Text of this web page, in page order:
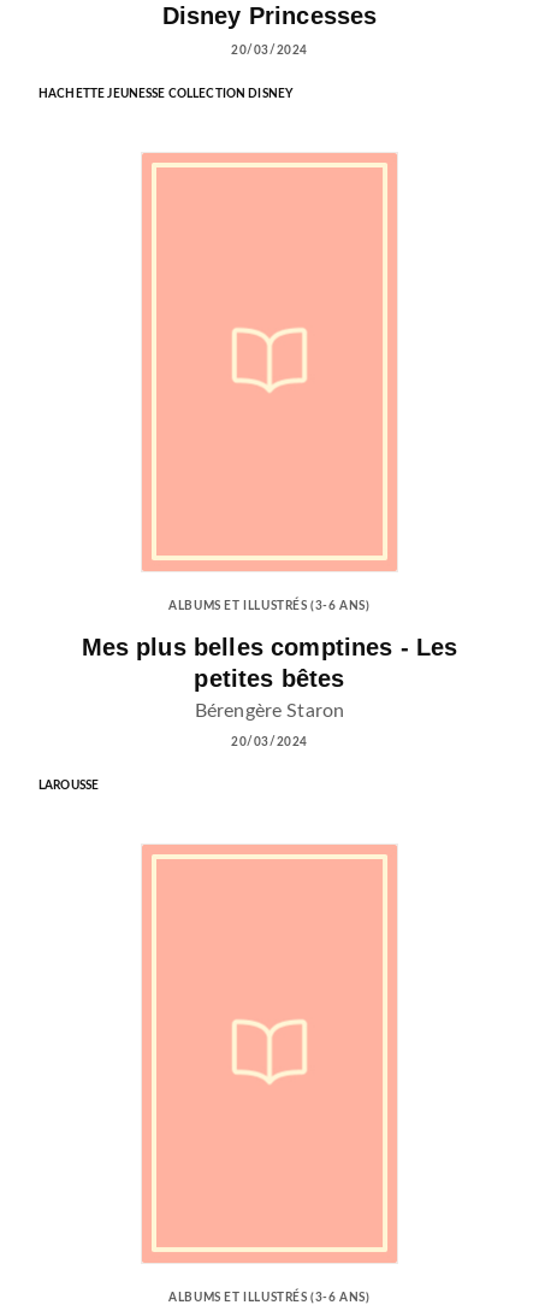
Disney Princesses
20/03/2024
HACHETTE JEUNESSE COLLECTION DISNEY
ALBUMS ET ILLUSTRÉS (3-6 ANS)
Mes plus belles comptines - Les
petites bêtes
Bérengère Staron
20/03/2024
LAROUSSE
ALBUMS ET ILLUSTRÉS (3-6 ANS)